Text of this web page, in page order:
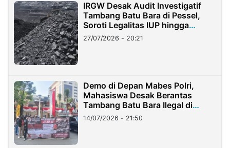
IRGW Desak Audit Investigatif
Tambang Batu Bara di Pessel,
Soroti Legalitas IUP hingga
Stockpile
27/07/2026 - 20:21
Demo di Depan Mabes Polri,
Mahasiswa Desak Berantas
Tambang Batu Bara Ilegal di
Lampung
14/07/2026 - 21:50